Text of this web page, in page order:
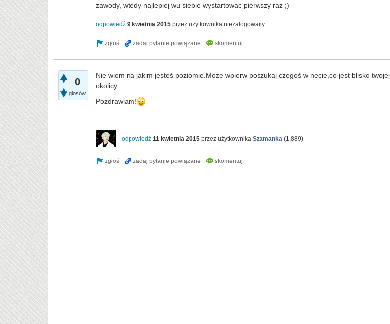
zawody, wtedy najlepiej wu siebie wystartowac pierwszy raz ;)
odpowiedź 9 kwietnia 2015 przez użytkownika niezalogowany
0
głosów
Nie wiem na jakim jesteś poziomie.Może wpierw poszukaj czegoś w necie,co jest blisko twojej
okolicy.
Pozdrawiam!
odpowiedź 11 kwietnia 2015 przez użytkownika Szamanka (1,889)